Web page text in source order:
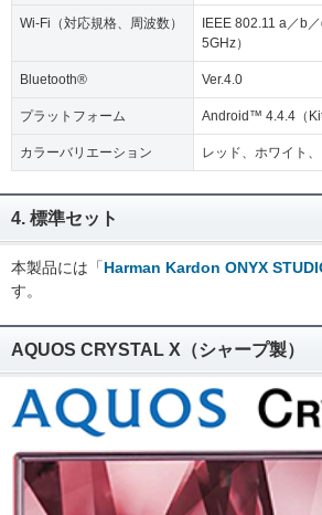
Wi-Fi（対応規格、周波数）
IEEE 802.11 a／b
5GHz）
Bluetooth® Ver.4.0
プラットフォーム Android™ 4.4.4（
カラーバリエーション レッド、ホワイト
4. 標準セット
本製品には「Harman Kardon ONYX
す。
AQUOS CRYSTAL X（シャープ製）